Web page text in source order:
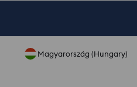
Magyarország (Hungary)